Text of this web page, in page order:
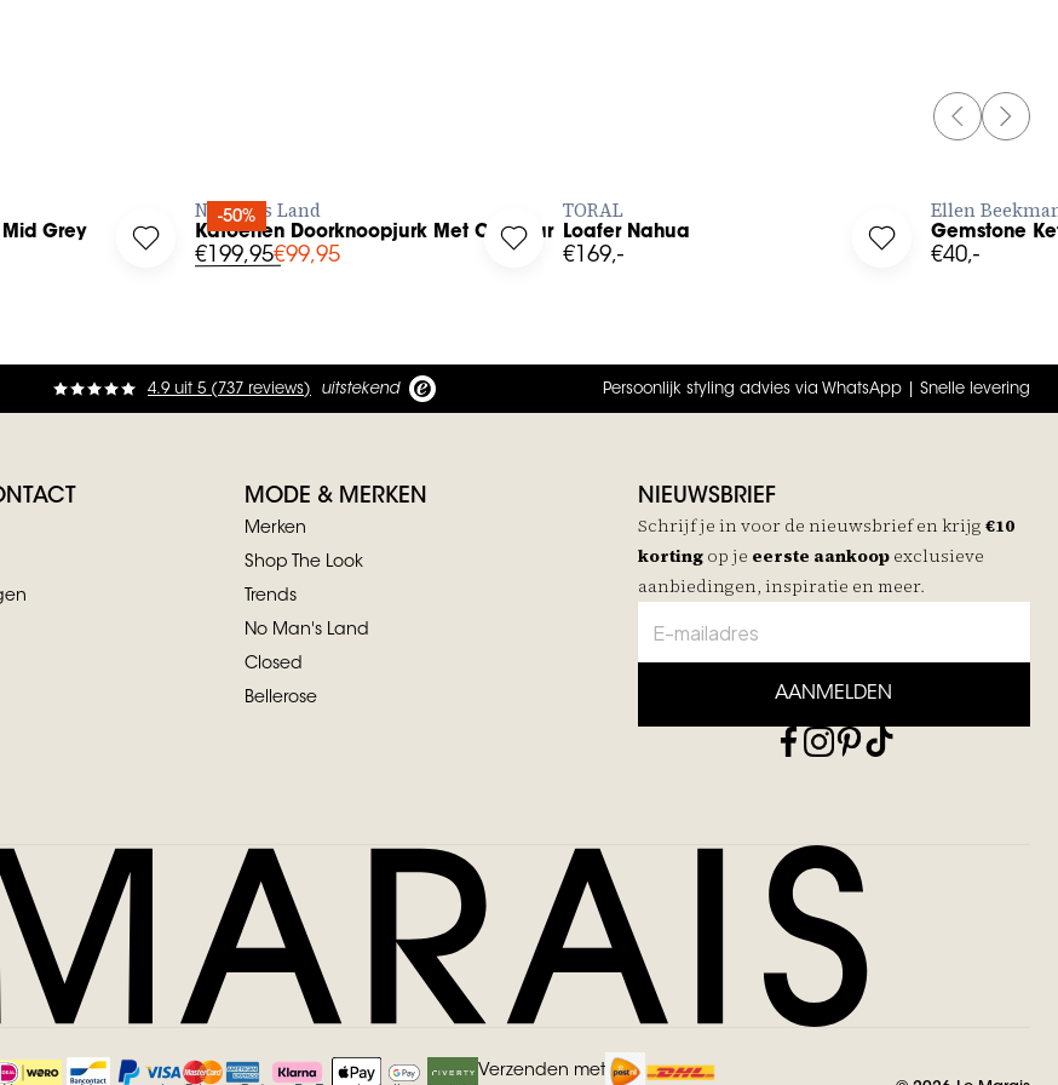
PREVIOUS
NEXT
Tori-X Mid Grey to your wishlist
Mid Grey
-50%
Log in to add Katoenen Doorknoopjurk Met Ceintuur to your wishlist
No Man's Land
Katoenen Doorknoopjurk Met Ceintuur
€199,95€99,95 Log in to add Loafer Nahua to your wishlist
TORAL
Loafer Nahua
€169,- Log in to add
Ellen
Gemstone
€40,-
4.9 uit 5 ( 737 reviews) uitstekend Persoonlijk styling advies via WhatsApp | Snelle levering
MODE & MERKEN
Merken
Shop The Look
Trends
No Man's Land
Closed
Bellerose
NIEUWSBRIEF
Schrijf je in voor de nieuwsbrief en krijg €10
korting op je eerste aankoop exclusieve
aanbiedingen, inspiratie en meer.
AANMELDEN
Verzenden met